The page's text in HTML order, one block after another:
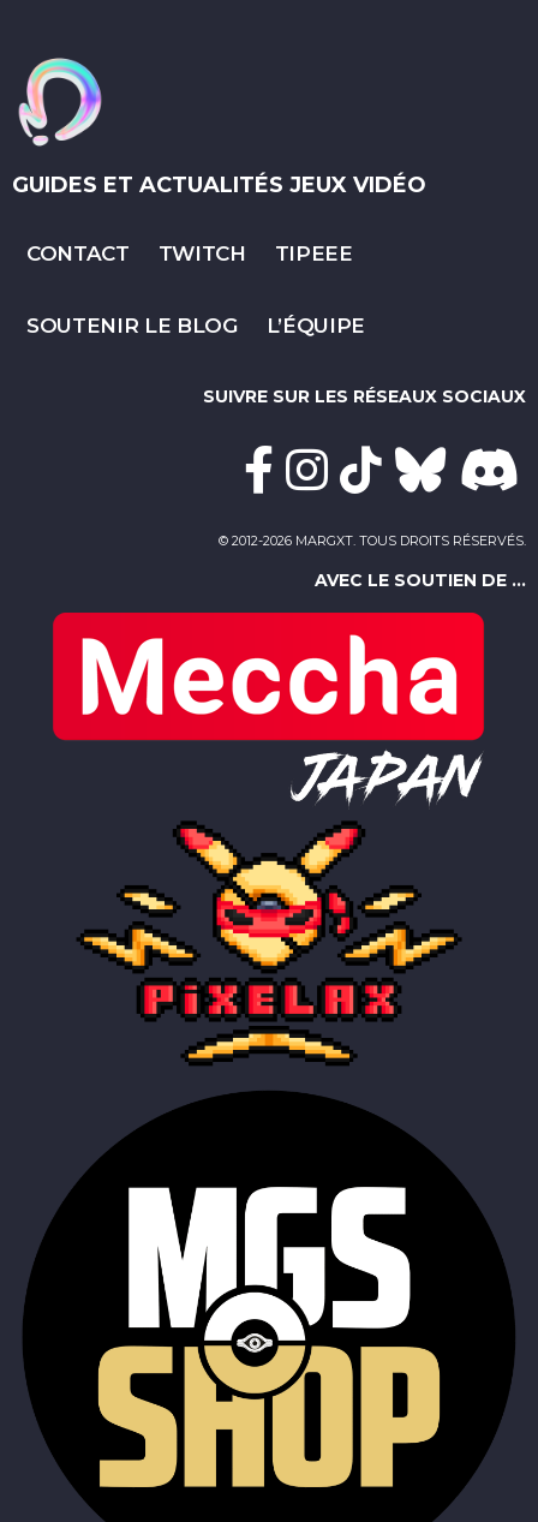
GUIDES ET ACTUALITÉS JEUX VIDÉO
CONTACT TWITCH TIPEEE
SOUTENIR LE BLOG L’ÉQUIPE
SUIVRE SUR LES RÉSEAUX SOCIAUX
© 2012-2026 MARGXT. TOUS DROITS RÉSERVÉS.
AVEC LE SOUTIEN DE ...